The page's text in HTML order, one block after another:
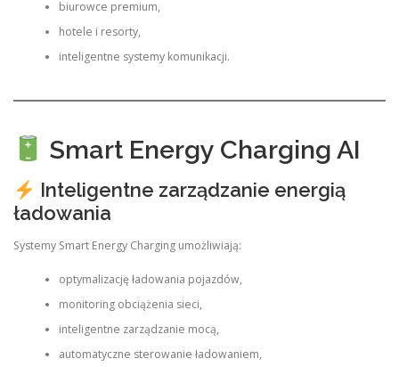
biurowce premium,
hotele i resorty,
inteligentne systemy komunikacji.
Smart Energy Charging AI
Inteligentne zarządzanie energią
ładowania
Systemy Smart Energy Charging umożliwiają:
optymalizację ładowania pojazdów,
monitoring obciążenia sieci,
inteligentne zarządzanie mocą,
automatyczne sterowanie ładowaniem,